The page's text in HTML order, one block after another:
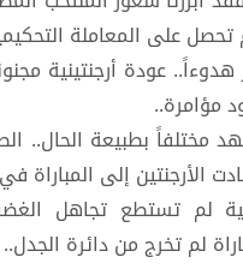
تحصل على المعاملة
هدوءاً.. عودة
مؤامرة..
مختلفاً بطبيعة الحال..
الأرجنتين إلى المباراة
لم تستطع تجاهل
لم تخرج من دائرة الجدل..